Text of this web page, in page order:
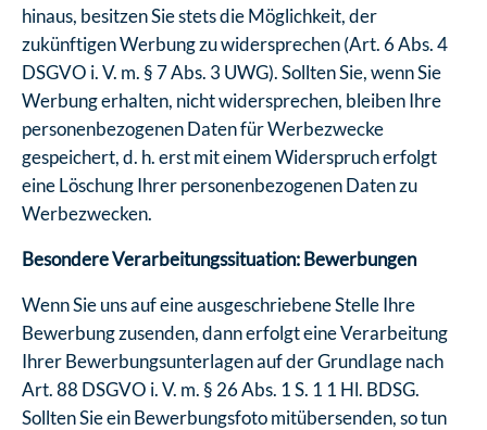
hinaus, besitzen Sie stets die Möglichkeit, der
zukünftigen Werbung zu widersprechen (Art. 6 Abs. 4
DSGVO i. V. m. § 7 Abs. 3 UWG). Sollten Sie, wenn Sie
Werbung erhalten, nicht widersprechen, bleiben Ihre
personenbezogenen Daten für Werbezwecke
gespeichert, d. h. erst mit einem Widerspruch erfolgt
eine Löschung Ihrer personenbezogenen Daten zu
Werbezwecken.
Besondere Verarbeitungssituation: Bewerbungen
Wenn Sie uns auf eine ausgeschriebene Stelle Ihre
Bewerbung zusenden, dann erfolgt eine Verarbeitung
Ihrer Bewerbungsunterlagen auf der Grundlage nach
Art. 88 DSGVO i. V. m. § 26 Abs. 1 S. 1 1 Hl. BDSG.
Sollten Sie ein Bewerbungsfoto mitübersenden, so tun